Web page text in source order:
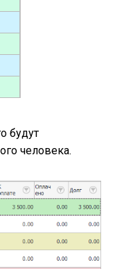
будут
человека.